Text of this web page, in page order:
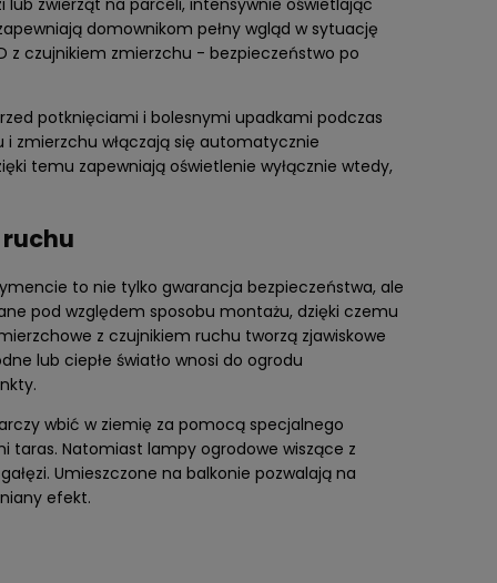
POWIADOM O DOSTĘPNOŚCI
domownikom pełny wgląd w sytuację
z czujnikiem zmierzchu - bezpieczeństwo po
potknięciami i bolesnymi upadkami podczas
zmierzchu włączają się automatycznie
temu zapewniają oświetlenie wyłącznie wtedy,
to nie tylko gwarancja bezpieczeństwa, ale
pod względem sposobu montażu, dzięki czemu
z czujnikiem ruchu tworzą zjawiskowe
lub ciepłe światło wnosi do ogrodu
wbić w ziemię za pomocą specjalnego
taras. Natomiast lampy ogrodowe wiszące z
Umieszczone na balkonie pozwalają na
efekt.